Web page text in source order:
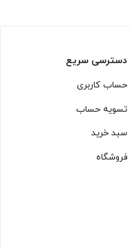
دسترسی سریع
حساب کاربری
تسویه حساب
سبد خرید
فروشگاه